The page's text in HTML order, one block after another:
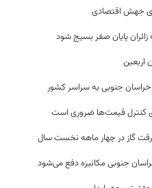
جهش اقتصادی
پایان صفر بسیج شود
کنترل قیمت‌ها ضروری است
جنوبی مکانیزه دفع می‌شود